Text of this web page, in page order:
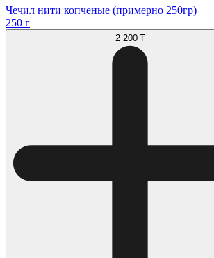
Чечил нити копченые (примерно 250гр)
250 г
2 200 ₸